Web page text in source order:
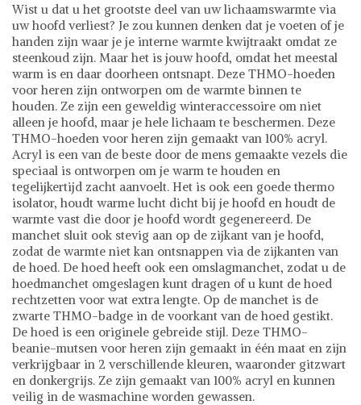
Wist u dat u het grootste deel van uw lichaamswarmte via
uw hoofd verliest? Je zou kunnen denken dat je voeten of je
handen zijn waar je je interne warmte kwijtraakt omdat ze
steenkoud zijn. Maar het is jouw hoofd, omdat het meestal
warm is en daar doorheen ontsnapt. Deze THMO-hoeden
voor heren zijn ontworpen om de warmte binnen te
houden. Ze zijn een geweldig winteraccessoire om niet
alleen je hoofd, maar je hele lichaam te beschermen. Deze
THMO-hoeden voor heren zijn gemaakt van 100% acryl.
Acryl is een van de beste door de mens gemaakte vezels die
speciaal is ontworpen om je warm te houden en
tegelijkertijd zacht aanvoelt. Het is ook een goede thermo
isolator, houdt warme lucht dicht bij je hoofd en houdt de
warmte vast die door je hoofd wordt gegenereerd. De
manchet sluit ook stevig aan op de zijkant van je hoofd,
zodat de warmte niet kan ontsnappen via de zijkanten van
de hoed. De hoed heeft ook een omslagmanchet, zodat u de
hoedmanchet omgeslagen kunt dragen of u kunt de hoed
rechtzetten voor wat extra lengte. Op de manchet is de
zwarte THMO-badge in de voorkant van de hoed gestikt.
De hoed is een originele gebreide stijl. Deze THMO-
beanie-mutsen voor heren zijn gemaakt in één maat en zijn
verkrijgbaar in 2 verschillende kleuren, waaronder gitzwart
en donkergrijs. Ze zijn gemaakt van 100% acryl en kunnen
veilig in de wasmachine worden gewassen.